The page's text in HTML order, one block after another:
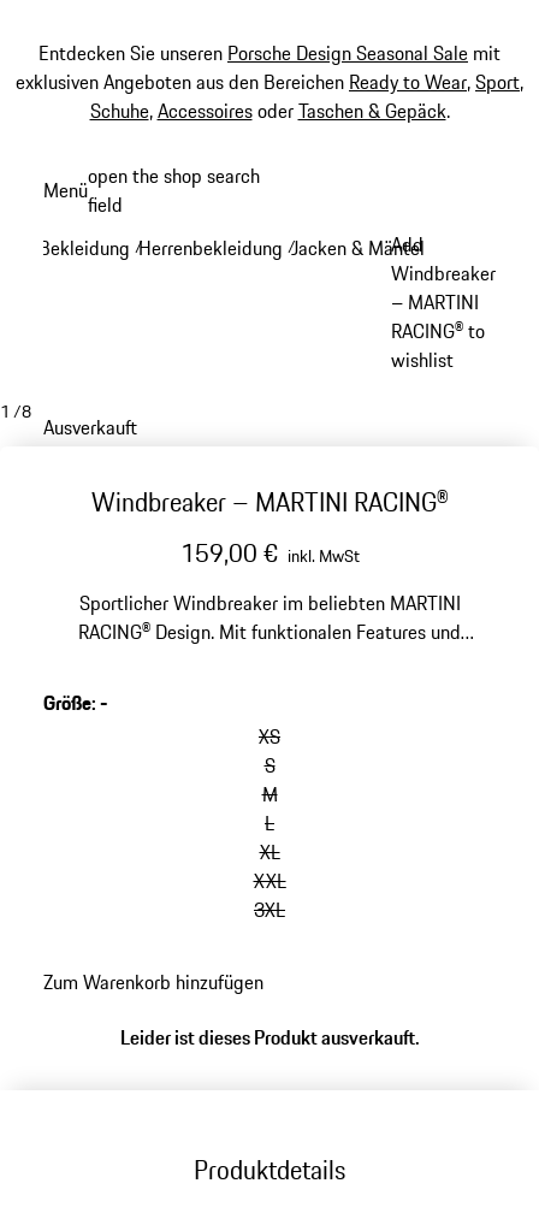
Entdecken Sie unseren Porsche Design Seasonal Sale mit
exklusiven Angeboten aus den Bereichen Ready to Wear,Sport,
Schuhe,AccessoiresoderTaschen & Gepäck.
Hauptinhalt
Menüopen the shop search
field
Bekleidung /Herrenbekleidung /Jacken & Mäntel
Add
Windbreaker
– MARTINI
RACING® to
wishlist
1 /8
Ausverkauft
Windbreaker – MARTINI RACING®
159,00 € inkl. MwSt
Sportlicher Windbreaker im beliebten MARTINI
RACING® Design. Mit funktionalen Features und
Größe:-
XS
S
M
L
XL
XXL
3XL
zu
Zum Warenkorb hinzufügen
Leider ist dieses Produkt ausverkauft.
Produktdetails